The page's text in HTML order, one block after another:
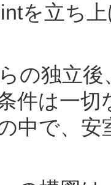
を立ち
の独立後
件は一
中で、